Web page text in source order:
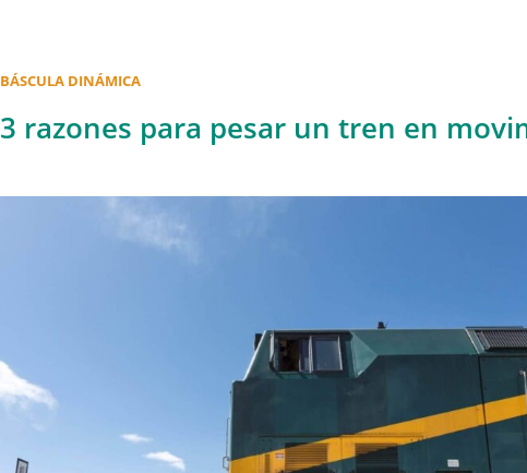
BÁSCULA DINÁMICA
3 razones para pesar un tren en